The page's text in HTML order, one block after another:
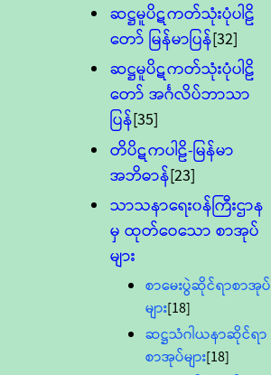
ဆဋ္ဌမူပိဋကတ်သုံးပုံပါဠိ
တော် မြန်မာပြန်[32]
ဆဋ္ဌမူပိဋကတ်သုံးပုံပါဠိ
တော် အင်္ဂလိပ်ဘာသာ
ပြန်[35]
တိပိဋကပါဠိ-မြန်မာ
အဘိဓာန်[23]
သာသနာရေး၀န်ကြီးဌာန
မှ ထုတ်ဝေသော စာအုပ်
များ
စာမေးပွဲဆိုင်ရာစာအုပ်
များ[18]
ဆဋ္ဌသံဂါယနာဆိုင်ရာ
စာအုပ်များ[18]